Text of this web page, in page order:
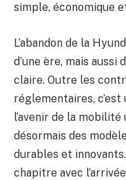
simple, économique
L’abandon de la
d’une ère, mais
claire. Outre les
réglementaires,
l’avenir de la
désormais des
durables et
chapitre avec